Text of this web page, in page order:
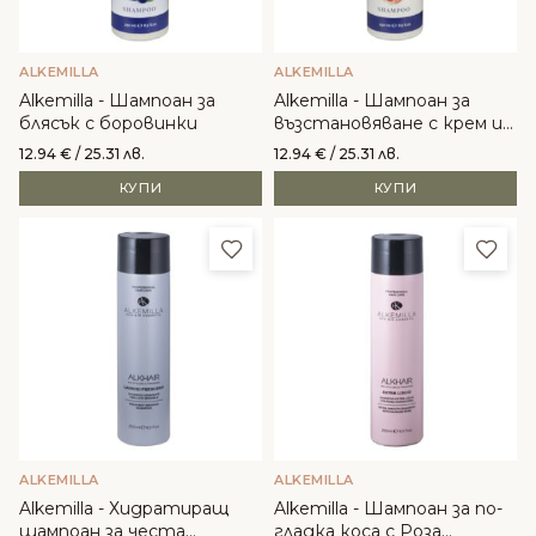
ALKEMILLA
Alkemilla - Шампоан за
блясък с боровинки
12.94 € / 25.31 лв.
КУПИ
ALKEMILLA
Alkemilla - Шампоан за
възстановяване с крем и
ягоди
12.94 € / 25.31 лв.
КУПИ
Добави в любими
ALKEMILLA
Alkemilla - Хидратиращ
шампоан за честа
ALKEMILLA
Alkemilla - Шампоан за по-
гладка коса с Роза